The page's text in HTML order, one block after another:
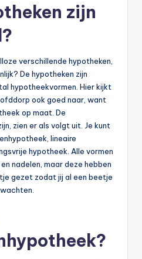
zijn
verschillende hypotheken,
De hypotheken zijn
hypotheekvormen. Hier kijkt
ook goed naar, want
op maat. De
zien er als volgt uit. Je kunt
lineaire
hypotheek. Alle vormen
nadelen, maar deze hebben
gezet zodat jij al een beetje